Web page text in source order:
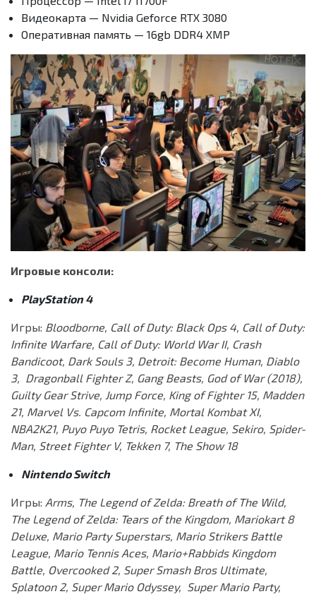
Видеокарта — Nvidia Geforce RTX 3080
Оперативная память — 16gb DDR4 XMP
Игровые консоли:
PlayStation 4
Игры: Bloodborne, Call of Duty: Black Ops 4, Call of Duty:
Infinite Warfare, Call of Duty: World War II, Crash
Bandicoot, Dark Souls 3, Detroit: Become Human, Diablo
3, Dragonball Fighter Z, Gang Beasts, God of War (2018),
Guilty Gear Strive, Jump Force, King of Fighter 15, Madden
21, Marvel Vs. Capcom Infinite, Mortal Kombat XI,
NBA2K21, Puyo Puyo Tetris, Rocket League, Sekiro, Spider-
Man, Street Fighter V, Tekken 7, The Show 18
Nintendo Switch
Игры: Arms, The Legend of Zelda: Breath of The Wild,
The Legend of Zelda: Tears of the Kingdom, Mariokart 8
Deluxe, Mario Party Superstars, Mario Strikers Battle
League, Mario Tennis Aces, Mario+Rabbids Kingdom
Battle, Overcooked 2, Super Smash Bros Ultimate,
Splatoon 2, Super Mario Odyssey, Super Mario Party,